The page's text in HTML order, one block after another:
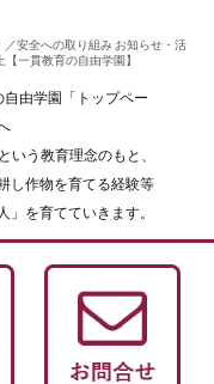
安全への取り組み お知らせ・活
一貫教育の自由学園】
由学園「トップペー
いう教育理念のもと、
し作物を育てる経験等
を育てていきます。